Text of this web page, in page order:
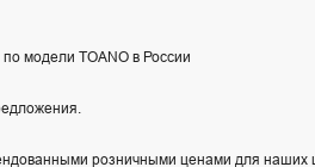
модели TOANO в России
розничными ценами для наших